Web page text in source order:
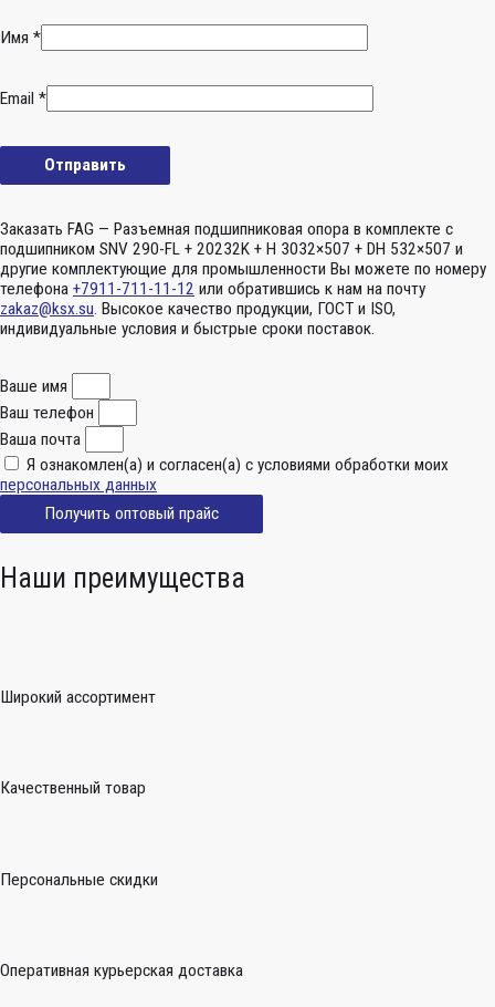
Имя *
Email *
Заказать FAG — Разъемная подшипниковая опора в комплекте с
подшипником SNV 290-FL + 20232K + H 3032×507 + DH 532×507 и
другие комплектующие для промышленности Вы можете по номеру
телефона +7911-711-11-12 или обратившись к нам на почту
zakaz@ksx.su. Высокое качество продукции, ГОСТ и ISO,
индивидуальные условия и быстрые сроки поставок.
Ваше имя
Ваш телефон
Ваша почта
Я ознакомлен(а) и согласен(а) с условиями обработки моих
персональных данных
Получить оптовый прайс
Наши преимущества
Широкий ассортимент
Качественный товар
Персональные скидки
Оперативная курьерская доставка